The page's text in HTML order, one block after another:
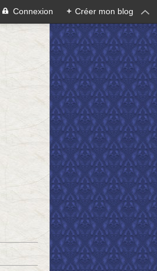
Connexion + Créer mon blog